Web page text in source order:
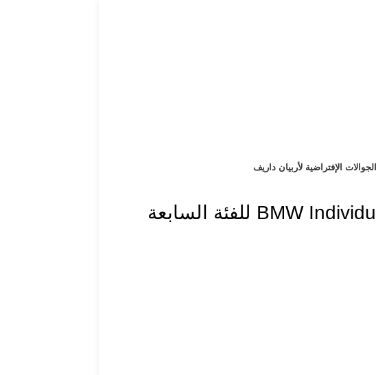
الجوالات الإفتراضية لأربيان داريف
BMW الشرق الأوسط تكشف عن خمسة تصاميم حصرية من برنامج BMW Individual للفئة السابعة